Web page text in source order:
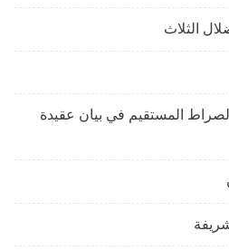
الثلاث
المستقيم في بيان عقيدة